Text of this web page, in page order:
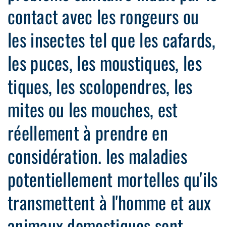
contact avec les rongeurs ou
les insectes tel que les cafards,
les puces, les moustiques, les
tiques, les scolopendres, les
mites ou les mouches, est
réellement à prendre en
considération. les maladies
potentiellement mortelles qu'ils
transmettent à l'homme et aux